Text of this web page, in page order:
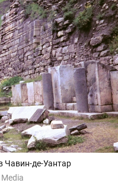
Чавин-де-Уантар